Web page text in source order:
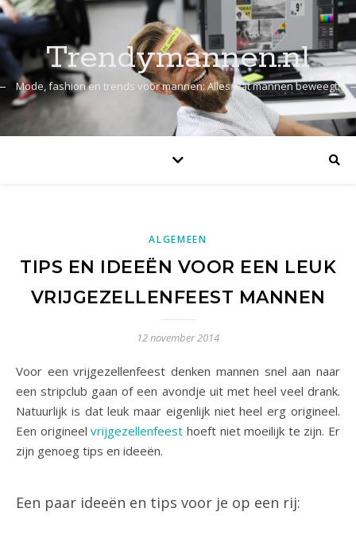
Trendymannen.nl
Mode, fashion en trends voor mannen: Alles wat mannen beweegt!
ALGEMEEN
TIPS EN IDEEËN VOOR EEN LEUK
VRIJGEZELLENFEEST MANNEN
12 november 2014
Voor een vrijgezellenfeest denken mannen snel aan naar
een stripclub gaan of een avondje uit met heel veel drank.
Natuurlijk is dat leuk maar eigenlijk niet heel erg origineel.
Een origineelvrijgezellenfeest hoeft niet moeilijk te zijn. Er
zijn genoeg tips en ideeën.
Een paar ideeën en tips voor je op een rij: